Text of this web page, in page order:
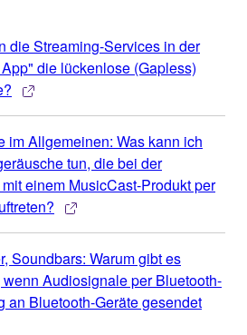
die Streaming-Services in der
die lückenlose (Gapless)
im Allgemeinen: Was kann ich
tun, die bei der
einem MusicCast-Produkt per
Soundbars: Warum gibt es
wenn Audiosignale per Bluetooth-
an Bluetooth-Geräte gesendet